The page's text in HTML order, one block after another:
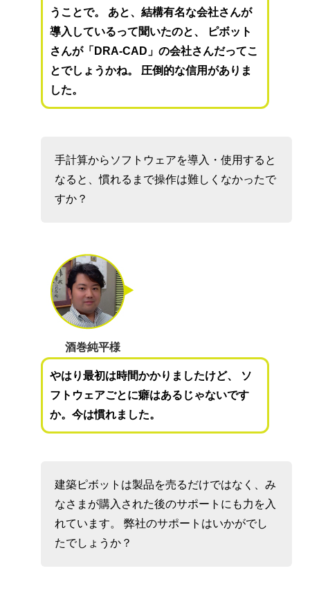
うことで。 あと、結構有名な会社さんが
導入しているって聞いたのと、 ピボット
さんが「DRA-CAD」の会社さんだってこ
とでしょうかね。 圧倒的な信用がありま
した。
手計算からソフトウェアを導入・使用すると
なると、慣れるまで操作は難しくなかったで
すか？
酒巻純平様
やはり最初は時間かかりましたけど、 ソ
フトウェアごとに癖はあるじゃないです
か。今は慣れました。
建築ピボットは製品を売るだけではなく、み
なさまが購入された後のサポートにも力を入
れています。 弊社のサポートはいかがでし
たでしょうか？